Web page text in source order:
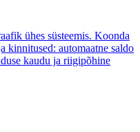
ühes süsteemis. Koonda
kinnitused: automaatne saldo
kaudu ja riigipõhine